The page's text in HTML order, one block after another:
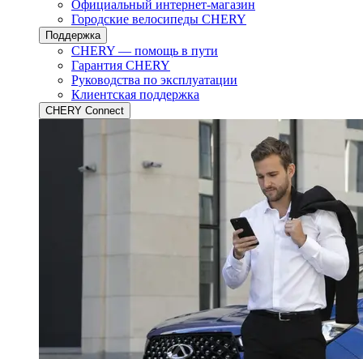
Официальный интернет-магазин
Городские велосипеды CHERY
Поддержка
CHERY — помощь в пути
Гарантия CHERY
Руководства по эксплуатации
Клиентская поддержка
CHERY Connect